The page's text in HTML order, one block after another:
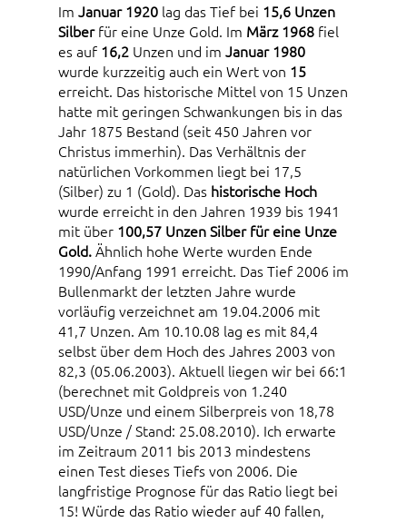
Im Januar 1920 lag das Tief bei 15,6 Unzen
Silberfür eine Unze Gold. Im März 1968 fiel
es auf 16,2 Unzen und im Januar 1980
wurde kurzzeitig auch ein Wert von 15
erreicht. Das historische Mittel von 15 Unzen
hatte mit geringen Schwankungen bis in das
Jahr 1875 Bestand (seit 450 Jahren vor
Christus immerhin). Das Verhältnis der
natürlichen Vorkommen liegt bei 17,5
(Silber) zu 1 (Gold). Das historische Hoch
wurde erreicht in den Jahren 1939 bis 1941
mit über 100,57 Unzen Silber für eine Unze
Gold.Ähnlich hohe Werte wurden Ende
1990/Anfang 1991 erreicht. Das Tief 2006 im
Bullenmarkt der letzten Jahre wurde
vorläufig verzeichnet am 19.04.2006 mit
41,7 Unzen. Am 10.10.08 lag es mit 84,4
selbst über dem Hoch des Jahres 2003 von
82,3 (05.06.2003). Aktuell liegen wir bei 66:1
(berechnet mit Goldpreis von 1.240
USD/Unze und einem Silberpreis von 18,78
USD/Unze / Stand: 25.08.2010). Ich erwarte
im Zeitraum 2011 bis 2013 mindestens
einen Test dieses Tiefs von 2006. Die
langfristige Prognose für das Ratio liegt bei
15! Würde das Ratio wieder auf 40 fallen,